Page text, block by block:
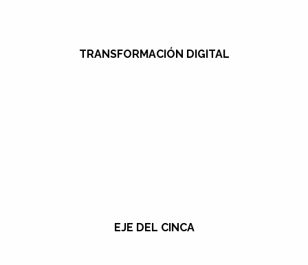
TRANSFORMACIÓN DIGITAL
EJE DEL CINCA